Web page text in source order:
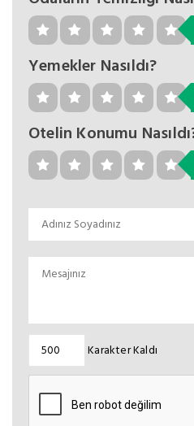
Yemekler Nasıldı?
Otelin Konumu
Karakter Kaldı